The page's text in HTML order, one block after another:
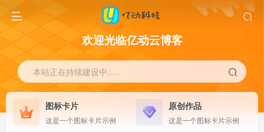
欢迎光临亿动云博客
本站正在持续建设中.....
图标卡片
这是一个图标卡片示例
原创作品
这是一个图标卡片示例